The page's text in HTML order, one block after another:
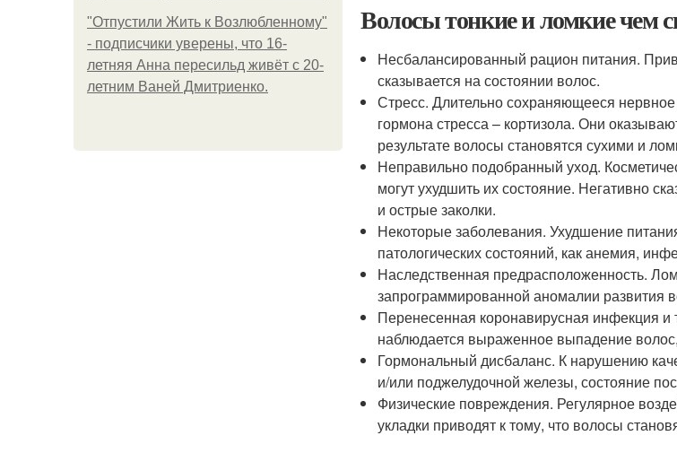
"Отпустили Жить к Возлюбленному"
- подписчики уверены, что 16-
летняя Анна пересильд живёт с 20-
летним Ваней Дмитриенко.
Волосы тонкие и ломкие чем
Несбалансированный рацион питания.
сказывается на состоянии волос.
Стресс. Длительно сохраняющееся
гормона стресса – кортизола. Они
результате волосы становятся сухими и
Неправильно подобранный уход.
могут ухудшить их состояние. Негативно
и острые заколки.
Некоторые заболевания. Ухудшение
патологических состояний, как анемия,
Наследственная предрасположенность.
запрограммированной аномалии развития
Перенесенная коронавирусная инфекция
наблюдается выраженное выпадение
Гормональный дисбаланс. К нарушению
и/или поджелудочной железы, состояние
Физические повреждения. Регулярное
укладки приводят к тому, что волосы